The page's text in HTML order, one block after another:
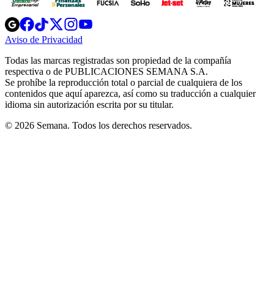
Opens
in
new
Opens
in
new
Opens
in
new
window
Opens
new
windowwindow
Aviso de Privacidad
new
window
Todas las marcas registradas son propiedad de la compañía
respectiva o de PUBLICACIONES SEMANA S.A.
Se prohíbe la reproducción total o parcial de cualquiera de los
contenidos que aquí aparezca, así como su traducción a cualquier
idioma sin autorización escrita por su titular.
© 2026 Semana. Todos los derechos reservados.